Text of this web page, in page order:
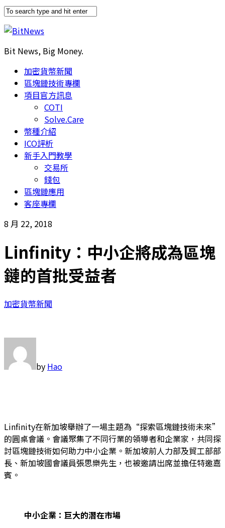
Bit News, Big Money.
加密貨幣新聞
區塊鏈技術專欄
項目官方訊息
COTI
Solve.Care
幣種介紹
ICO評析
新手入門教學
交易所
錢包
區塊鏈應用
客座專欄
8 月 22, 2018
Linfinity：中小企將成為區塊
鏈的首批受益者
加密貨幣新聞
by Hao
Linfinity在新加坡舉辦了一場主題為“探索區塊鏈技術未來”
的圓桌會議。會議聚集了不同行業的領導者和企業家，共同探
討區塊鏈技術如何助力中小企業。新加坡前人力部及貿工部部
長、新加坡國會議員張思樂先生，也被邀請出席並擔任特邀嘉
賓。
中小企業：巨大的潛在市場